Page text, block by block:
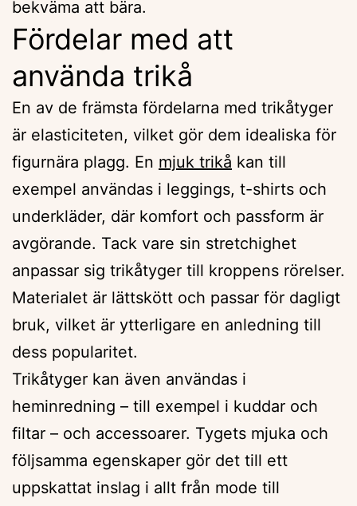
bekväma att bära.
Fördelar med att
använda trikå
En av de främsta fördelarna med trikåtyger
är elasticiteten, vilket gör dem idealiska för
figurnära plagg. En mjuk trikå kan till
exempel användas i leggings, t-shirts och
underkläder, där komfort och passform är
avgörande. Tack vare sin stretchighet
anpassar sig trikåtyger till kroppens rörelser.
Materialet är lättskött och passar för dagligt
bruk, vilket är ytterligare en anledning till
dess popularitet.
Trikåtyger kan även användas i
heminredning – till exempel i kuddar och
filtar – och accessoarer. Tygets mjuka och
följsamma egenskaper gör det till ett
uppskattat inslag i allt från mode till